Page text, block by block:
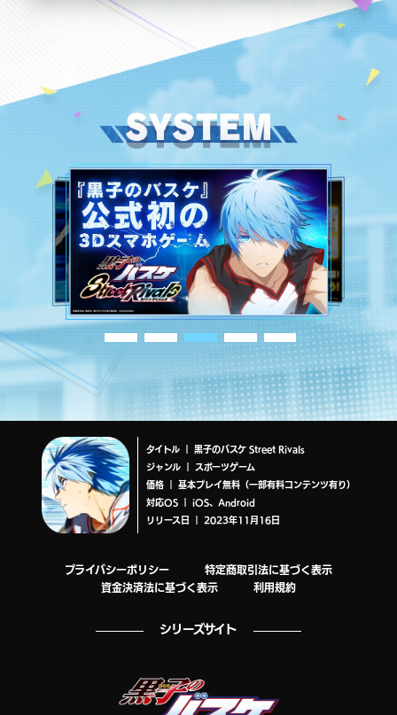
タイトル ｜ 黒子のバスケ Street Rivals
ジャンル ｜ スポーツゲーム
価格 ｜ 基本プレイ無料（一部有料コンテンツ有り）
対応OS ｜ iOS、Android
リリース日 ｜ 2023年11月16日
プライバシーポリシー
特定商取引法に基づく表示
資金決済法に基づく表示
利用規約
シリーズサイト